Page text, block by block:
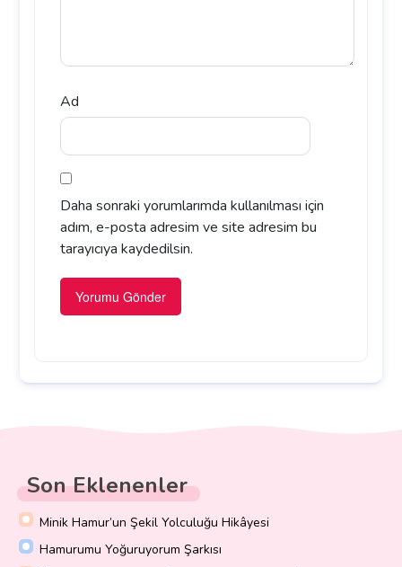
Ad
Daha sonraki yorumlarımda kullanılması için
adım, e-posta adresim ve site adresim bu
tarayıcıya kaydedilsin.
Son Eklenenler
Minik Hamur’un Şekil Yolculuğu Hikâyesi
Hamurumu Yoğuruyorum Şarkısı